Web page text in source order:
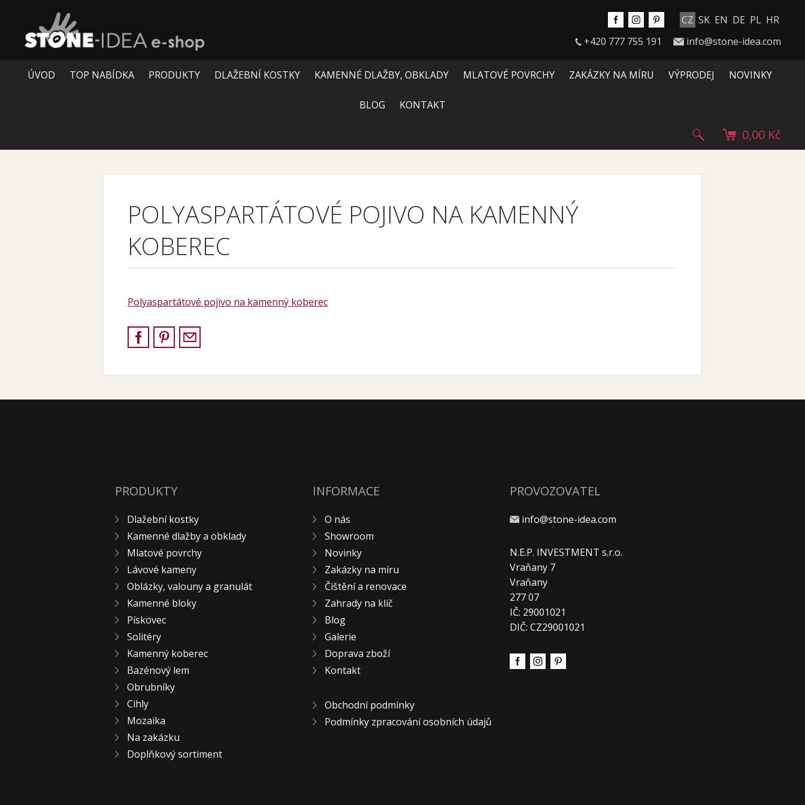
CZ SK EN DE PL HR
+420 777 755 191
info@stone-idea.com
ÚVOD TOP NABÍDKA PRODUKTY DLAŽEBNÍ KOSTKY KAMENNÉ DLAŽBY, OBKLADY MLATOVÉ POVRCHY ZAKÁZKY NA MÍRU VÝPRODEJ NOVINKY
BLOG KONTAKT
0,00 Kč
POLYASPARTÁTOVÉ POJIVO NA KAMENNÝ
KOBEREC
Polyaspartátové pojivo na kamenný koberec
PRODUKTY
Dlažební kostky
Kamenné dlažby a obklady
Mlatové povrchy
Lávové kameny
Oblázky, valouny a granulát
Kamenné bloky
Pískovec
Solitéry
Kamenný koberec
Bazénový lem
Obrubníky
Cihly
Mozaika
Na zakázku
Doplňkový sortiment
INFORMACE
O nás
Showroom
Novinky
Zakázky na míru
Čištění a renovace
Zahrady na klíč
Blog
Galerie
Doprava zboží
Kontakt
Obchodní podmínky
Podmínky zpracování osobních údajů
PROVOZOVATEL
info@stone-idea.com
N.E.P. INVESTMENT s.r.o.
Vraňany 7
Vraňany
277 07
IČ: 29001021
DIČ: CZ29001021